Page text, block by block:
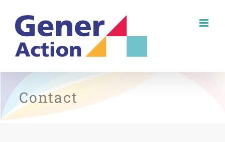
content
Contact